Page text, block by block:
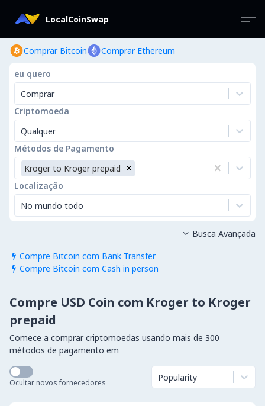
LocalCoinSwap
Comprar Bitcoin Comprar Ethereum
eu quero
Comprar
Criptomoeda
Qualquer
Métodos de Pagamento
Kroger to Kroger prepaid
Localização
No mundo todo
 Compre Bitcoin com Bank Transfer
 Compre Bitcoin com Cash in person
 Busca Avançada
Compre USD Coin com Kroger to Kroger
prepaid
Comece a comprar criptomoedas usando mais de 300
métodos de pagamento em
Ocultar novos fornecedores Popularity